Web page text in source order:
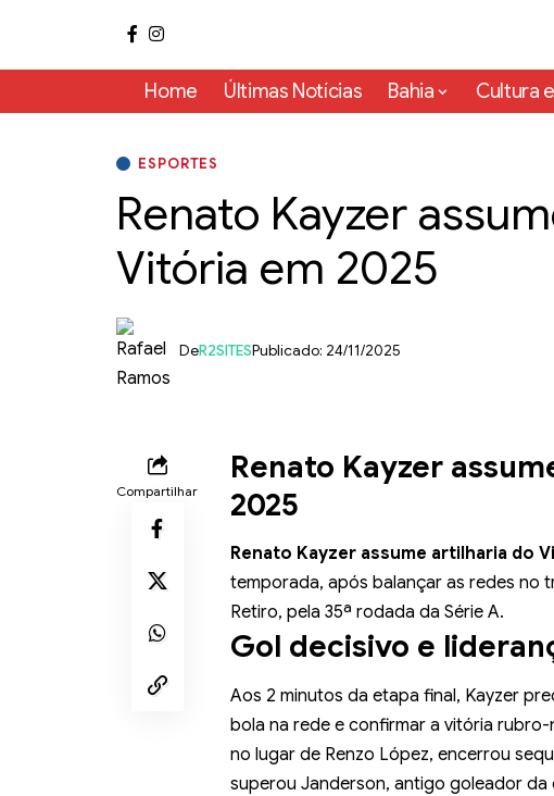
Home Últimas Notícias Bahia Cultura
ESPORTES
Renato Kayzer
Vitória em 2025
DeR2SITESPublicado: 24/11/2025
Compartilhar
Renato Kayzer
2025
Renato Kayzer assume artilharia do
temporada, após balançar as redes no
Retiro, pela 35ª rodada da Série A.
Gol decisivo e
Aos 2 minutos da etapa final, Kayzer
bola na rede e confirmar a vitória
no lugar de Renzo López, encerrou
superou Janderson, antigo goleador